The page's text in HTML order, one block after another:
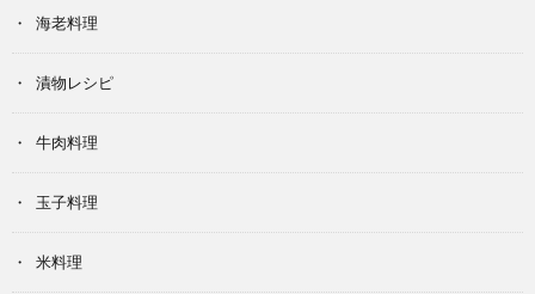
海老料理
漬物レシピ
牛肉料理
玉子料理
米料理